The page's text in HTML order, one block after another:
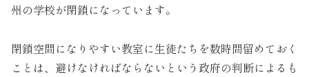
州の学校が閉鎖になっています。
閉鎖空間になりやすい教室に生徒たちを数時間留めておく
ことは、避けなければならないという政府の判断によるも